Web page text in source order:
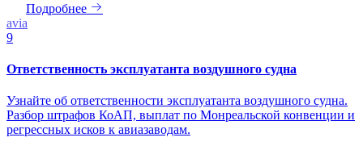
Подробнее
avia
9
Ответственность эксплуатанта воздушного судна
Узнайте об ответственности эксплуатанта воздушного судна.
Разбор штрафов КоАП, выплат по Монреальской конвенции и
регрессных исков к авиазаводам.